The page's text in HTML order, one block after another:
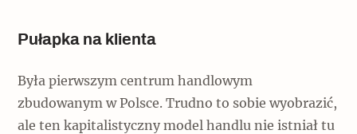
Pułapka na klienta
Była pierwszym centrum handlowym
zbudowanym w Polsce. Trudno to sobie wyobrazić,
ale ten kapitalistyczny model handlu nie istniał tu